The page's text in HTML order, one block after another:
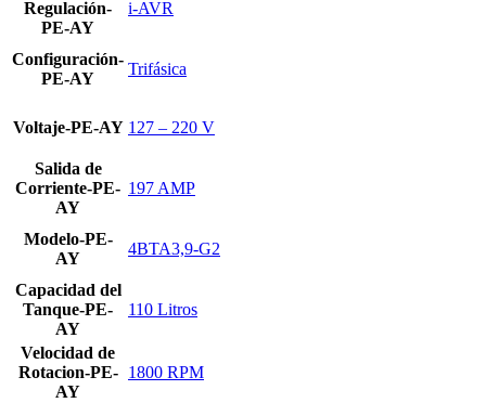
Regulación-
PE-AY
i-AVR
Configuración-
PE-AY
Trifásica
Voltaje-PE-AY 127 – 220 V
Salida de
Corriente-PE-
AY
197 AMP
Modelo-PE-
AY
4BTA3,9-G2
Capacidad del
Tanque-PE-
AY
110 Litros
Velocidad de
Rotacion-PE-
AY
1800 RPM